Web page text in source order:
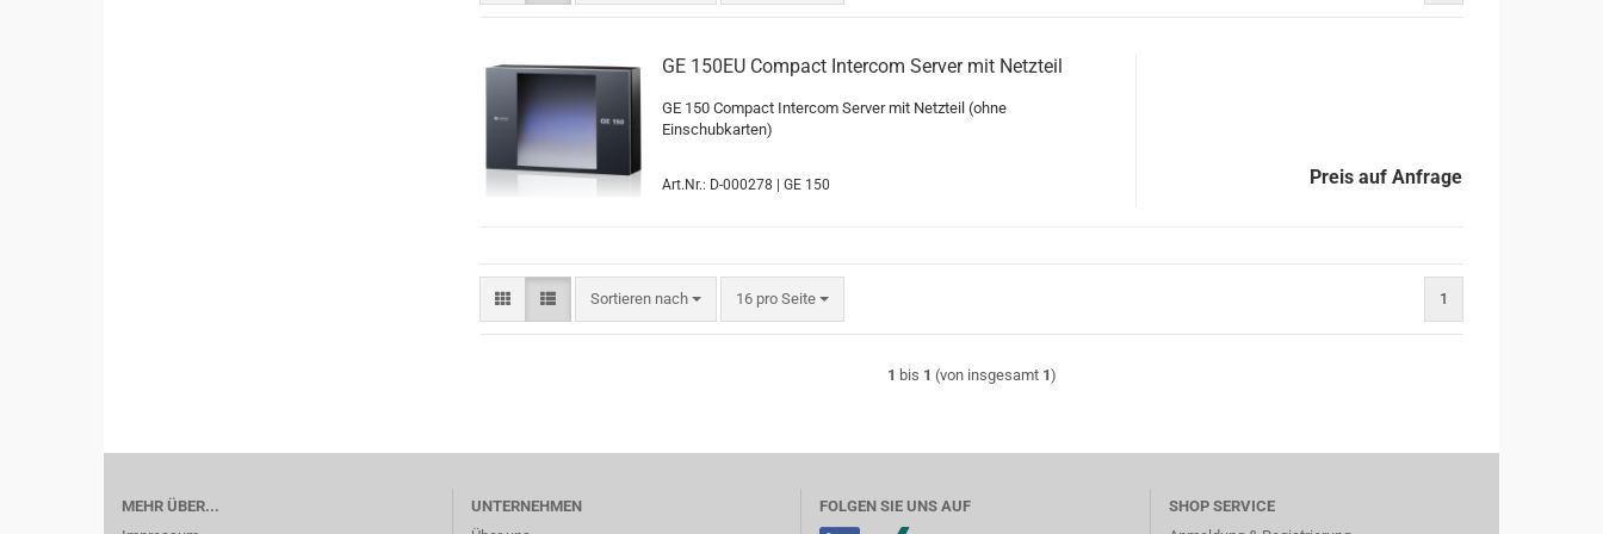
GE 150EU Compact Intercom Server mit Netzteil
GE 150 Compact Intercom Server mit Netzteil (ohne
Einschubkarten)
Art.Nr.: D-000278 | GE 150 Preis auf Anfrage
Sortieren nach
Sortieren nach 16 pro Seite
pro Seite 1
1 bis 1 (von insgesamt 1)
MEHR ÜBER...
UNTERNEHMEN
FOLGEN SIE UNS AUF
SHOP SERVICE